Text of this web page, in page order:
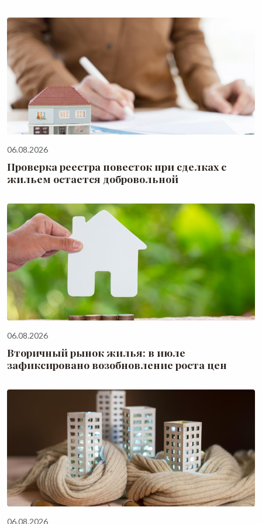
06.08.2026
Проверка реестра повесток при сделках с
жильем остается добровольной
06.08.2026
Вторичный рынок жилья: в июле
зафиксировано возобновление роста цен
06.08.2026